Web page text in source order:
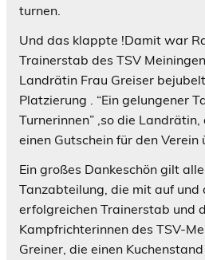
turnen.
Und das klappte !Damit war
Trainerstab des TSV
Landrätin Frau Greiser
Platzierung . “Ein gelungener
Turnerinnen” ,so die
einen Gutschein für den Verein
Ein großes Dankeschön gilt
Tanzabteilung, die mit auf
erfolgreichen Trainerstab und
Kampfrichterinnen des TSV-
Greiner, die einen